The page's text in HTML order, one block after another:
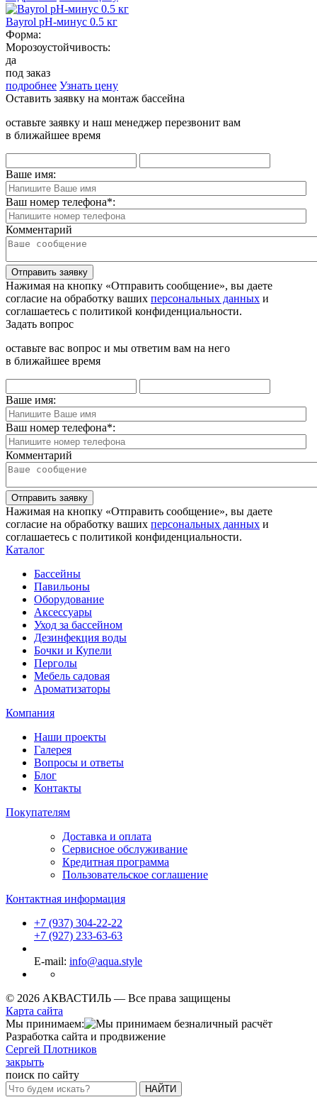
Bayrol pH-минус 0.5 кг
Форма:
Морозоустойчивость:
да
под заказ
подробнее Узнать цену
Оставить заявку на монтаж бассейна
оставьте заявку и наш менеджер перезвонит вам
в ближайшее время
Ваше имя:
Ваш номер телефона*:
Комментарий
Отправить заявку
Нажимая на кнопку «Отправить сообщение», вы даете
согласие на обработку ваших персональных данных и
соглашаетесь с политикой конфиденциальности.
Задать вопрос
оставьте вас вопрос и мы ответим вам на него
в ближайшее время
Ваше имя:
Ваш номер телефона*:
Комментарий
Отправить заявку
Нажимая на кнопку «Отправить сообщение», вы даете
согласие на обработку ваших персональных данных и
соглашаетесь с политикой конфиденциальности.
Каталог
Бассейны
Павильоны
Оборудование
Аксессуары
Уход за бассейном
Дезинфекция воды
Бочки и Купели
Перголы
Мебель садовая
Ароматизаторы
Компания
Наши проекты
Галерея
Вопросы и ответы
Блог
Контакты
Покупателям
Доставка и оплата
Сервисное обслуживание
Кредитная программа
Пользовательское соглашение
Контактная информация
+7 (937) 304-22-22
+7 (927) 233-63-63
E-mail: info@aqua.style
© 2026 АКВАСТИЛЬ — Все права защищены
Карта сайта
Мы принимаем:
Разработка сайта и продвижение
Сергей Плотников
закрыть
поиск по сайту
НАЙТИ